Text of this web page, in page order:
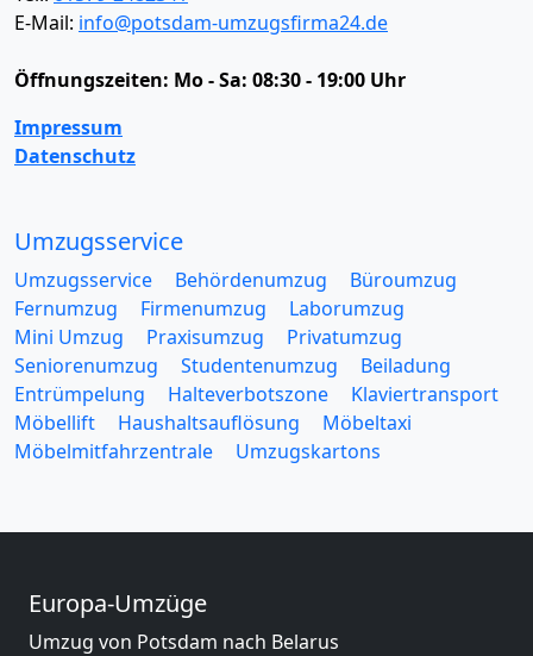
E-Mail: info@potsdam-umzugsfirma24.de
Öffnungszeiten: Mo - Sa: 08:30 - 19:00 Uhr
Impressum
Datenschutz
Umzugsservice
Umzugsservice Behördenumzug
Büroumzug
Fernumzug
Firmenumzug
Laborumzug
Mini Umzug
Praxisumzug
Privatumzug
Seniorenumzug
Studentenumzug
Beiladung
Entrümpelung
Halteverbotszone
Klaviertransport
Möbellift
Haushaltsauflösung
Möbeltaxi
Möbelmitfahrzentrale
Umzugskartons
Europa-Umzüge
Umzug von Potsdam nach Belarus